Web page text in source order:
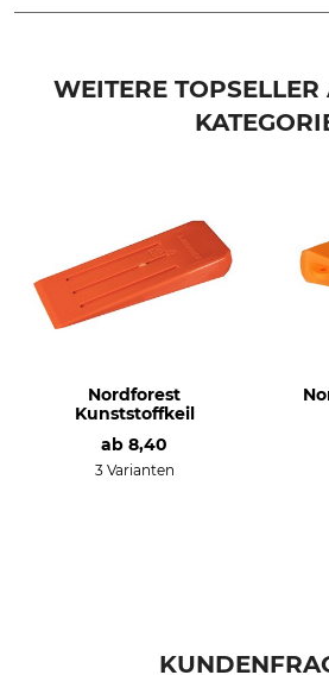
WEITERE TOPSELLER
Nordforest
Kunststoffkeil
ab 8,40
3 Varianten